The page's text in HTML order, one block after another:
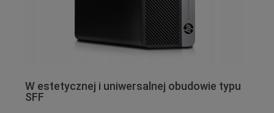
W estetycznej i uniwersalnej obudowie typu
SFF